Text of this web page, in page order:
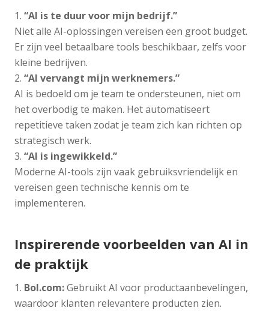
“AI is te duur voor mijn bedrijf.”
Niet alle AI-oplossingen vereisen een groot budget.
Er zijn veel betaalbare tools beschikbaar, zelfs voor
kleine bedrijven.
“AI vervangt mijn werknemers.”
AI is bedoeld om je team te ondersteunen, niet om
het overbodig te maken. Het automatiseert
repetitieve taken zodat je team zich kan richten op
strategisch werk.
“AI is ingewikkeld.”
Moderne AI-tools zijn vaak gebruiksvriendelijk en
vereisen geen technische kennis om te
implementeren.
Inspirerende voorbeelden van AI in
de praktijk
Bol.com:Gebruikt AI voor productaanbevelingen,
waardoor klanten relevantere producten zien.